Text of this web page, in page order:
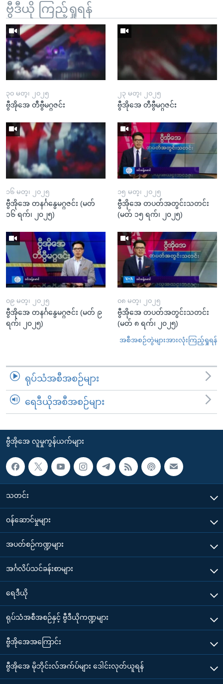
ဗွီဒီယို ကြည့်ရှုရန်
၃၀ မတ္၊ ၂၀၂၅
ဗွီအိုအေ တီဗွီမဂ္ဂဇင်း
၂၃ မတ္၊ ၂၀၂၅
ဗွီအိုအေ တီဗွီမဂ္ဂဇင်း
၁၆ မတ္၊ ၂၀၂၅
ဗွီအိုအေ တနင်္ဂနွေမဂ္ဂဇင်း (မတ်
၁၆ ရက်၊ ၂၀၂၅)
၁၅ မတ္၊ ၂၀၂၅
ဗွီအိုအေ တပတ်အတွင်းသတင်း
(မတ် ၁၅ ရက်၊ ၂၀၂၅)
၀၉ မတ္၊ ၂၀၂၅
ဗွီအိုအေ တနင်္ဂနွေမဂ္ဂဇင်း (မတ် ၉
ရက်၊ ၂၀၂၅)
၀၈ မတ္၊ ၂၀၂၅
ဗွီအိုအေ တပတ်အတွင်းသတင်း
(မတ် ၈ ရက်၊ ၂၀၂၅)
အစီအစဉ်တွဲများအားလုံးကြည့်ရှုရန်
ရုပ်သံအစီအစဉ်များ
ရေဒီယိုအစီအစဉ်များ
ဗွီအိုအေ လူမှုကွန်ယက်များ
သတင်း
၀န်ဆောင်မှုများ
အပတ်စဉ်ကဏ္ဍများ
အင်္ဂလိပ်သင်ခန်းစာများ
ရေဒီယို
ရုပ်သံအစီအစဉ်နှင့် ဗွီဒီယိုကဏ္ဍများ
ဗွီအိုအေအကြောင်း
ဗွီအိုအေ မိုဘိုင်းလ်အက်ပ်များ ဒေါင်းလုတ်ယူရန်